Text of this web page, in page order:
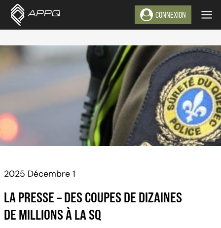
Aller
contenu
CONNEXION
LA PRESSE – DES COUPES DE DIZAINES
DE MILLIONS À LA SQ
2025 Décembre 1